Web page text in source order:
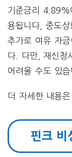
기준금리
용됩니다, 중도상
추가로 여유 자
다. 다만, 재신청
어려울 수도 있습
더 자세한 내용
핀크 비